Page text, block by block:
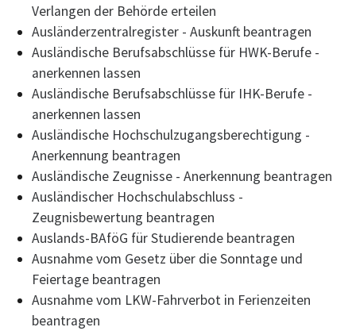
Verlangen der Behörde erteilen
Ausländerzentralregister - Auskunft beantragen
Ausländische Berufsabschlüsse für HWK-Berufe -
anerkennen lassen
Ausländische Berufsabschlüsse für IHK-Berufe -
anerkennen lassen
Ausländische Hochschulzugangsberechtigung -
Anerkennung beantragen
Ausländische Zeugnisse - Anerkennung beantragen
Ausländischer Hochschulabschluss -
Zeugnisbewertung beantragen
Auslands-BAföG für Studierende beantragen
Ausnahme vom Gesetz über die Sonntage und
Feiertage beantragen
Ausnahme vom LKW-Fahrverbot in Ferienzeiten
beantragen